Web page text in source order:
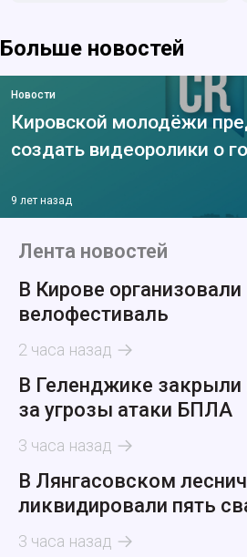
Больше новостей
Новости
Кировской молодёжи
создать видеоролики о
9 лет назад
Лента новостей
В Кирове организовали
велофестиваль
2 часа назад
В Геленджике закрыли
за угрозы атаки БПЛА
3 часа назад
В Лянгасовском
ликвидировали пять
3 часа назад